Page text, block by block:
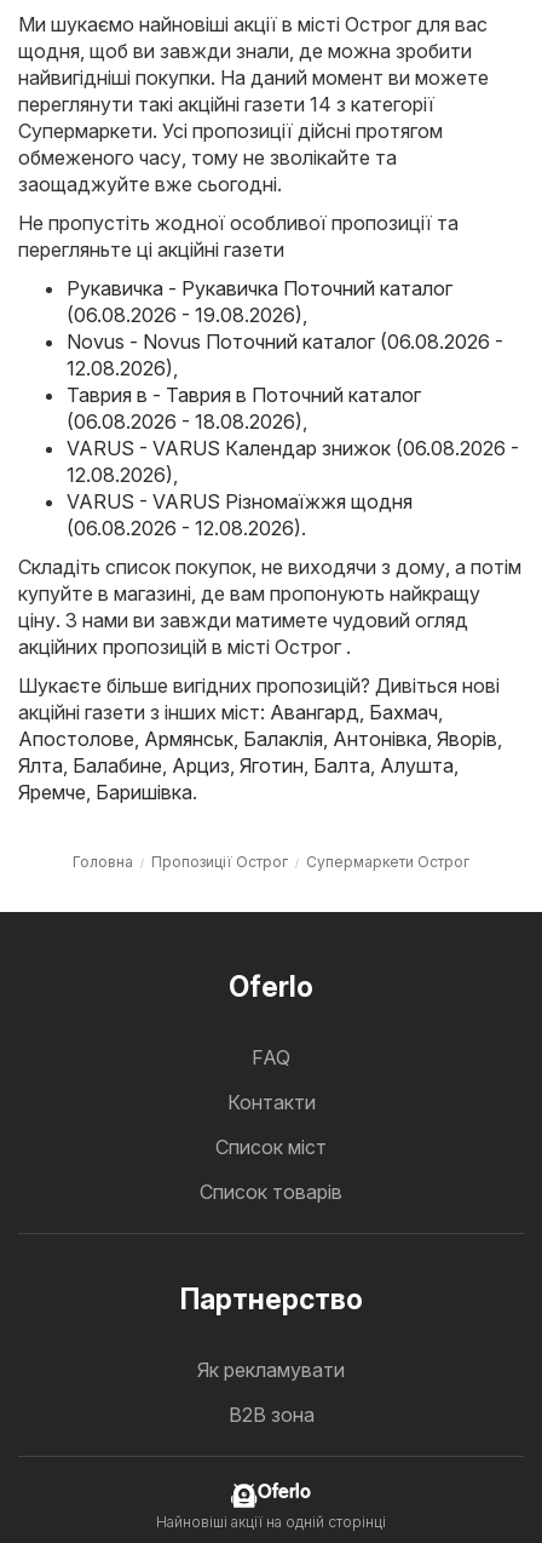
Ми шукаємо найновіші акції в місті Острог для вас
щодня, щоб ви завжди знали, де можна зробити
найвигідніші покупки. На даний момент ви можете
переглянути такі акційні газети 14 з категорії
Супермаркети. Усі пропозиції дійсні протягом
обмеженого часу, тому не зволікайте та
заощаджуйте вже сьогодні.
Не пропустіть жодної особливої пропозиції та
перегляньте ці акційні газети
Рукавичка - Рукавичка Поточний каталог
(06.08.2026 - 19.08.2026),
Novus - Novus Поточний каталог (06.08.2026 -
12.08.2026),
Таврия в - Таврия в Поточний каталог
(06.08.2026 - 18.08.2026),
VARUS - VARUS Календар знижок (06.08.2026 -
12.08.2026),
VARUS - VARUS Різномаїжжя щодня
(06.08.2026 - 12.08.2026).
Складіть список покупок, не виходячи з дому, а потім
купуйте в магазині, де вам пропонують найкращу
ціну. З нами ви завжди матимете чудовий огляд
акційних пропозицій в місті Острог .
Шукаєте більше вигідних пропозицій? Дивіться нові
акційні газети з інших міст: Авангард, Бахмач,
Апостолове, Армянськ, Балаклія, Антонівка, Яворів,
Ялта, Балабине, Арциз, Яготин, Балта, Алушта,
Яремче, Баришівка.
Головна Пропозиції Острог Супермаркети Острог
Oferlo
FAQ
Контакти
Cписок міст
Список товарів
Партнерство
Як рекламувати
B2B зона
Oferlo
Найновіші акції на одній сторінці